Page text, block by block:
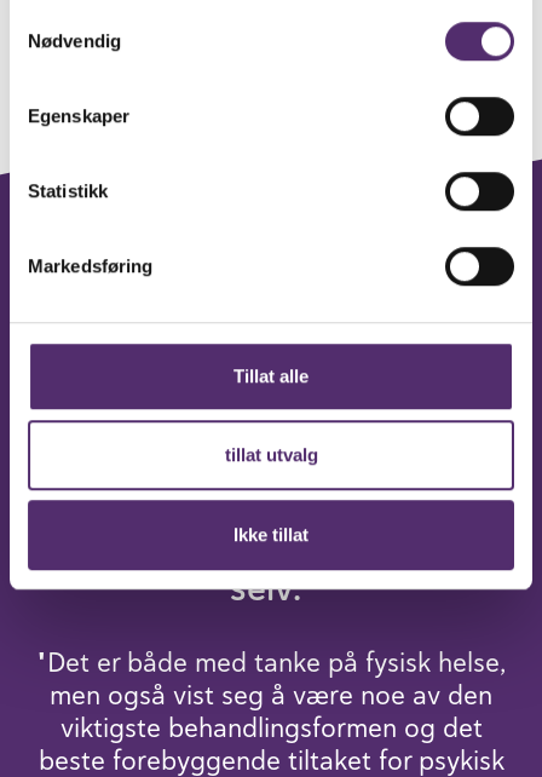
Nødvendig
Egenskaper
Statistikk
Markedsføring
Tillat alle
tillat utvalg
Ikke tillat
minnefond på kontonummer:
Slik uttalte Vibeke seg
om Feelgood
"Fysisk akti­vitet er som vi alle
vet noe av den viktigste
inves­teringen vi gjør for oss
selv."
"Det er både med tanke på fysisk helse,
men også vist seg å være noe av den
viktigste behand­lingsformen og det
beste fore­byg­gende tiltaket for psykisk